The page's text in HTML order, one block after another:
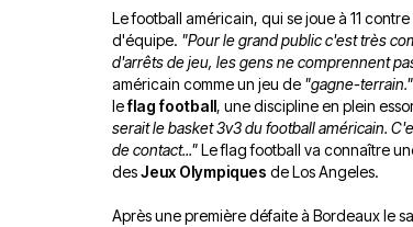
Le football américain, qui se joue à 11
d'équipe. "Pour le grand public c'est très
d'arrêts de jeu, les gens ne comprennent
américain comme un jeu de "gagne-terrain."
leflag football, une discipline en plein
serait le basket 3v3 du football américain.
de contact..."Le flag football va connaître
desJeux Olympiques de Los Angeles.
Après une première défaite à Bordeaux le